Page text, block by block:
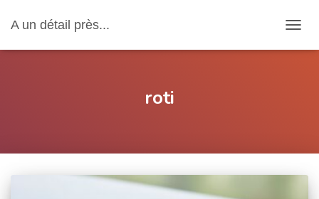
A un détail près...
roti